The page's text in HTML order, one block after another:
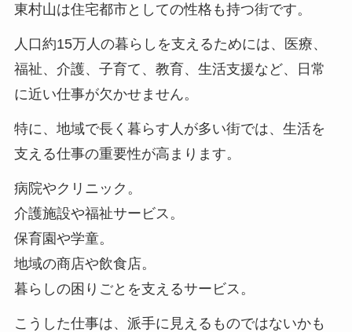
東村山は住宅都市としての性格も持つ街です。
人口約15万人の暮らしを支えるためには、医療、
福祉、介護、子育て、教育、生活支援など、日常
に近い仕事が欠かせません。
特に、地域で長く暮らす人が多い街では、生活を
支える仕事の重要性が高まります。
病院やクリニック。
介護施設や福祉サービス。
保育園や学童。
地域の商店や飲食店。
暮らしの困りごとを支えるサービス。
こうした仕事は、派手に見えるものではないかも